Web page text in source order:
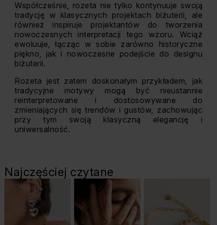
Współcześnie, rozeta nie tylko kontynuuje swoją
tradycję w klasycznych projektach biżuterii, ale
również inspiruje projektantów do tworzenia
nowoczesnych interpretacji tego wzoru. Wciąż
ewoluuje, łącząc w sobie zarówno historyczne
piękno, jak i nowoczesne podejście do designu
biżuterii.
Rozeta jest zatem doskonałym przykładem, jak
tradycyjne motywy mogą być nieustannie
reinterpretowane i dostosowywane do
zmieniających się trendów i gustów, zachowując
przy tym swoją klasyczną elegancję i
uniwersalność.
Najczęściej czytane